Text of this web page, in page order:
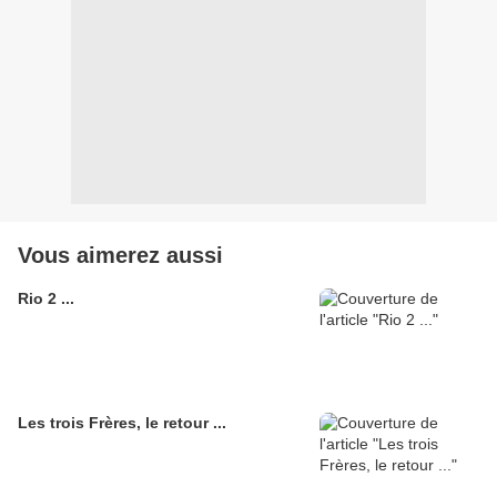
Vous aimerez aussi
Rio 2 ...
Les trois Frères, le retour ...